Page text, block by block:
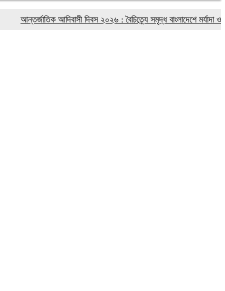
আন্তর্জাতিক আদিবাসী দিবস ২০২৬ : বৈচিত্র্যে সমৃদ্ধ বাংলাদেশে মর্যাদা ও অধিকার